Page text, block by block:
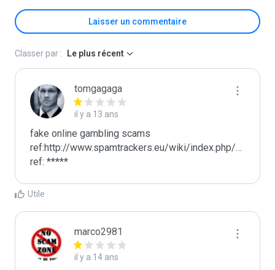
Laisser un commentaire
Classer par : Le plus récent
tomgagaga
il y a 13 ans
fake online gambling scams
ref:http://www.spamtrackers.eu/wiki/index.php/
ref: *****
Utile
marco2981
il y a 14 ans